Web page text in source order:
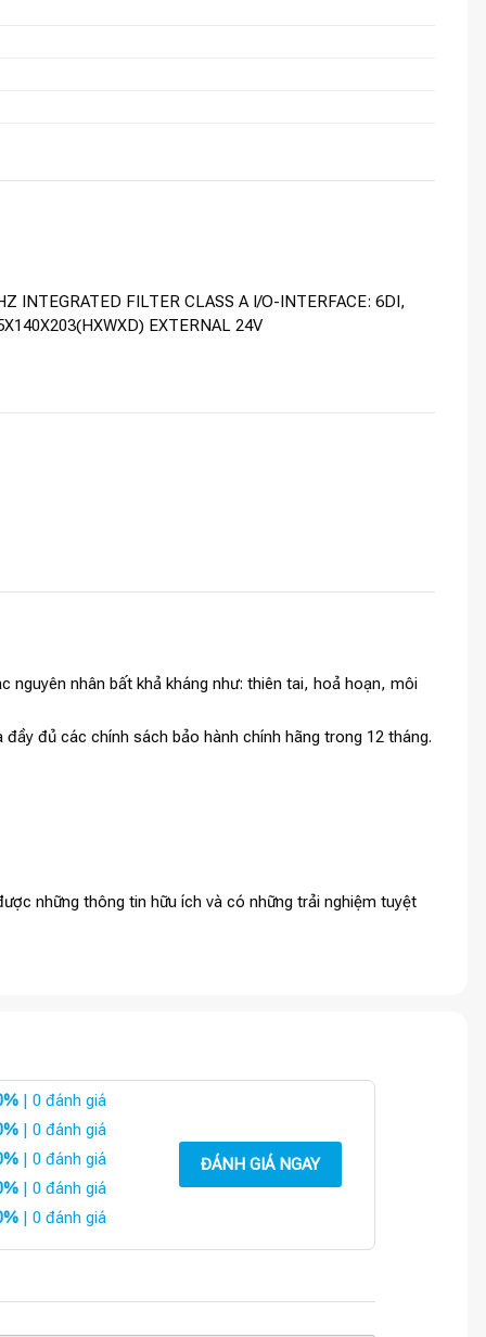
INTEGRATED FILTER CLASS A I/O-INTERFACE: 6DI,
EXTERNAL 24V
nhân bất khả kháng như: thiên tai, hoả hoạn, môi
đủ các chính sách bảo hành chính hãng trong 12 tháng.
những thông tin hữu ích và có những trải nghiệm tuyệt
| 0 đánh giá
| 0 đánh giá
| 0 đánh giá
| 0 đánh giá
| 0 đánh giá
ĐÁNH GIÁ NGAY